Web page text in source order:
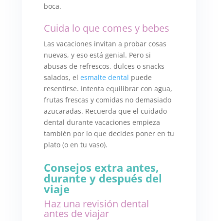
boca.
Cuida lo que comes y bebes
Las vacaciones invitan a probar cosas
nuevas, y eso está genial. Pero si
abusas de refrescos, dulces o snacks
salados, el esmalte dental puede
resentirse. Intenta equilibrar con agua,
frutas frescas y comidas no demasiado
azucaradas. Recuerda que el cuidado
dental durante vacaciones empieza
también por lo que decides poner en tu
plato (o en tu vaso).
Consejos extra antes,
durante y después del
viaje
Haz una revisión dental
antes de viajar